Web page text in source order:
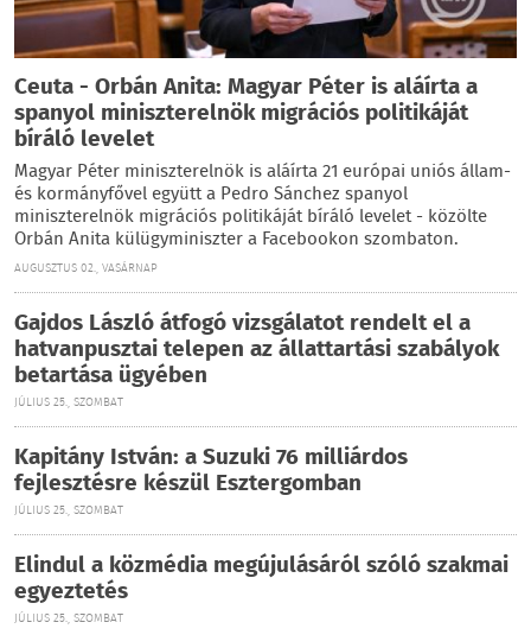
Ceuta - Orbán Anita: Magyar Péter is aláírta a
spanyol miniszterelnök migrációs politikáját
bíráló levelet
Magyar Péter miniszterelnök is aláírta 21 európai uniós állam-
és kormányfővel együtt a Pedro Sánchez spanyol
miniszterelnök migrációs politikáját bíráló levelet - közölte
Orbán Anita külügyminiszter a Facebookon szombaton.
AUGUSZTUS 02., VASÁRNAP
Gajdos László átfogó vizsgálatot rendelt el a
hatvanpusztai telepen az állattartási szabályok
betartása ügyében
JÚLIUS 25., SZOMBAT
Kapitány István: a Suzuki 76 milliárdos
fejlesztésre készül Esztergomban
JÚLIUS 25., SZOMBAT
Elindul a közmédia megújulásáról szóló szakmai
egyeztetés
JÚLIUS 25., SZOMBAT